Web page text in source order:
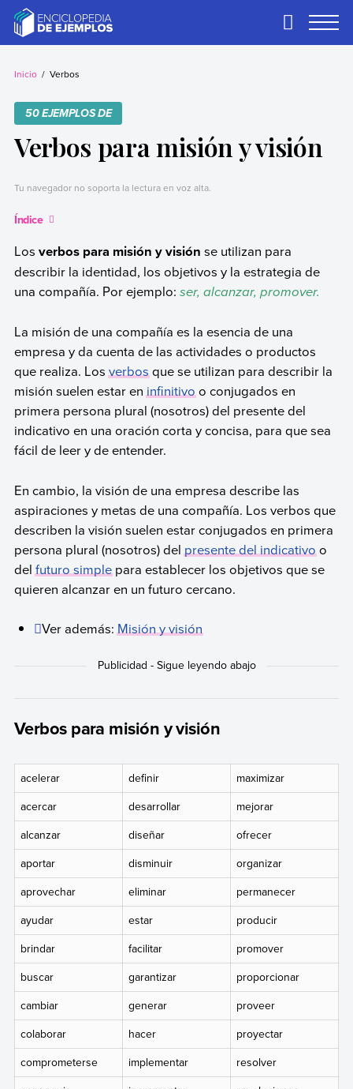
contentEjemplos
Necesitas ejemplos.
Primary
Inicio Verbos
50 EJEMPLOS DE
Verbos para misión y visión
Tu navegador no soporta la lectura en voz alta.
Índice
Los verbos para misión y visión se utilizan para
describir la identidad, los objetivos y la estrategia de
una compañía. Por ejemplo: ser, alcanzar, promover.
La misión de una compañía es la esencia de una
empresa y da cuenta de las actividades o productos
que realiza. Losverbosque se utilizan para describir la
misión suelen estar eninfinitivoo conjugados en
primera persona plural (nosotros) del presente del
indicativo en una oración corta y concisa, para que sea
fácil de leer y de entender.
En cambio, la visión de una empresa describe las
aspiraciones y metas de una compañía. Los verbos que
describen la visión suelen estar conjugados en primera
persona plural (nosotros) delpresente del indicativoo
delfuturo simplepara establecer los objetivos que se
quieren alcanzar en un futuro cercano.
Ver además:Misión y visión
Verbos para misión y visión
acelerar definir
maximizar
acercar
desarrollar
mejorar
alcanzar
diseñar
ofrecer
aportar
disminuir
organizar
aprovechar
eliminar
permanecer
ayudar
estar
producir
brindar
facilitar
promover
buscar
garantizar
proporcionar
cambiar
generar
proveer
colaborar
hacer
proyectar
comprometerse
implementar
resolver